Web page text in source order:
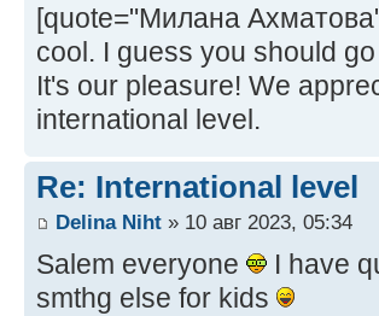
[quote="Милана
cool. I guess you should
It's our pleasure! We
international level.
Re: International level
Delina Niht » 10 авг 2023, 05:34
Salem everyone I have
smthg else for kids